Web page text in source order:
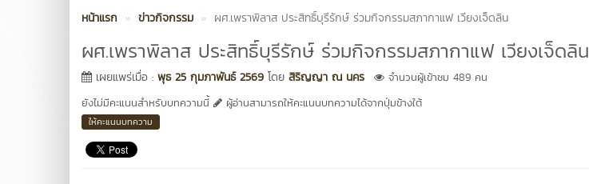
หน้าแรก ข่าวกิจกรรม ผศ.เพราพิลาส ประสิทธิ์บุรีรักษ์ ร่วมกิจกรรมสภากาแฟ เวียงเจ็ดลิน
ผศ.เพราพิลาส ประสิทธิ์บุรีรักษ์ ร่วมกิจกรรมสภากาแฟ เวียงเจ็ดลิน
เผยแพร่เมื่อ : พุธ 25 กุมภาพันธ์ 2569 โดย สิริญญา ณ นคร
จำนวนผู้เข้าชม 489 คน
ยังไม่มีคะแนนสำหรับบทความนี้
ผู้อ่านสามารถให้คะแนนบทความได้จากปุ่มข้างใต้
ให้คะแนนบทความ